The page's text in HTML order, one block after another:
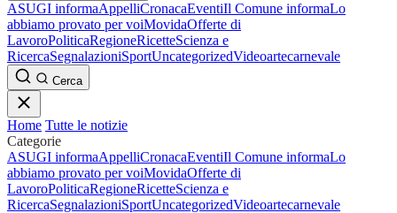
ASUGI informaAppelliCronacaEventiIl Comune informaLo
abbiamo provato per voiMovidaOfferte di
LavoroPoliticaRegioneRicetteScienza e
RicercaSegnalazioniSportUncategorizedVideoartecarnevale
Cerca
Home Tutte le notizie
Categorie
ASUGI informaAppelliCronacaEventiIl Comune informaLo
abbiamo provato per voiMovidaOfferte di
LavoroPoliticaRegioneRicetteScienza e
RicercaSegnalazioniSportUncategorizedVideoartecarnevale